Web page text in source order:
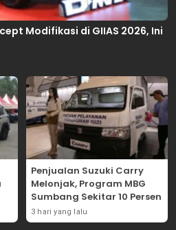
Modifikasi di GIIAS 2026, Ini
Penjualan Suzuki Carry
Melonjak, Program MBG
Sumbang Sekitar 10 Persen
3 hari yang lalu